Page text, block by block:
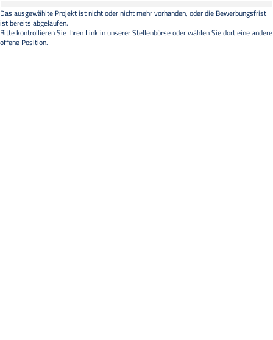
Das ausgewählte Projekt ist nicht oder nicht mehr vorhanden, oder die Bewerbungsfrist
ist bereits abgelaufen.
Bitte kontrollieren Sie Ihren Link in unsererStellenbörseoder wählen Sie dort eine andere
offene Position.